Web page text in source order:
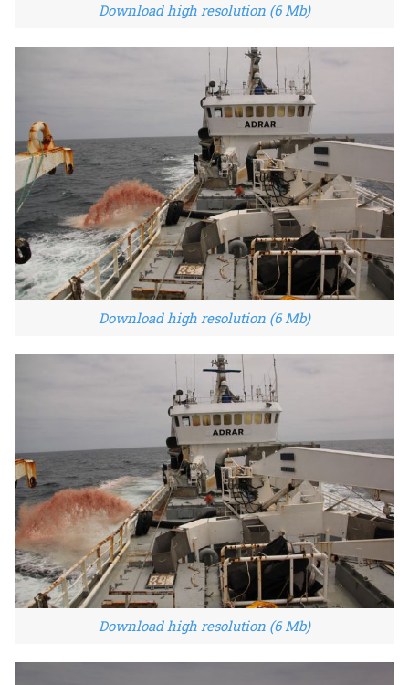
Download high resolution (6 Mb)
Download high resolution (6 Mb)
Download high resolution (6 Mb)